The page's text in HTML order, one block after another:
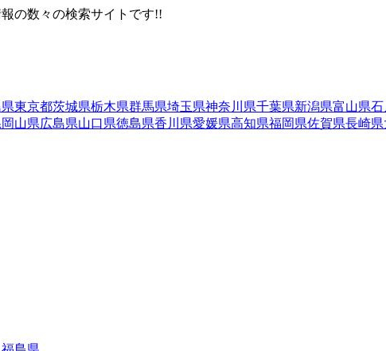
の数々の検索サイトです!!
東京都茨城県栃木県群馬県埼玉県神奈川県千葉県新潟県富山県石
岡山県広島県山口県徳島県香川県愛媛県高知県福岡県佐賀県長崎県